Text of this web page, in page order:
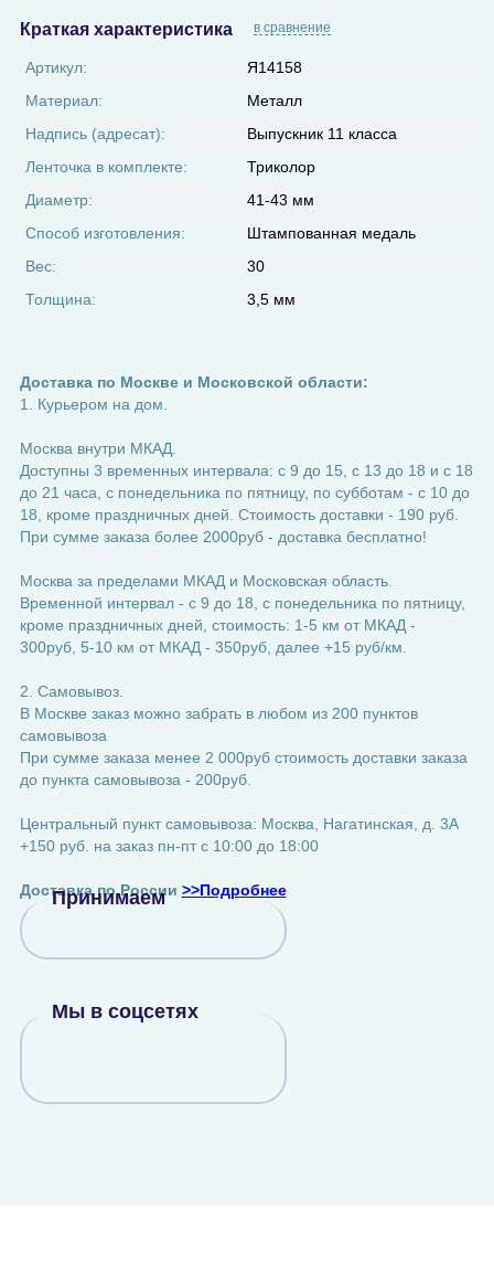
Краткая характеристика в сравнение
Артикул:
Я14158
Материал:
Металл
Надпись (адресат):
Выпускник 11 класса
Ленточка в комплекте:
Триколор
Диаметр:
41-43 мм
Способ изготовления:
Штампованная медаль
Вес:
30
Толщина:
3,5 мм
Доставка по Москве и Московской области:
1. Курьером на дом.
Москва внутри МКАД.
Доступны 3 временных интервала: с 9 до 15, с 13 до 18 и с 18
до 21 часа, с понедельника по пятницу, по субботам - с 10 до
18, кроме праздничных дней. Стоимость доставки - 190 руб.
При сумме заказа более 2000руб - доставка бесплатно!
Москва за пределами МКАД и Московская область.
Временной интервал - с 9 до 18, с понедельника по пятницу,
кроме праздничных дней, стоимость: 1-5 км от МКАД -
300руб, 5-10 км от МКАД - 350руб, далее +15 руб/км.
2. Самовывоз.
В Москве заказ можно забрать в любом из 200 пунктов
самовывоза
При сумме заказа менее 2 000руб стоимость доставки заказа
до пункта самовывоза - 200руб.
Центральный пункт самовывоза: Москва, Нагатинская, д. 3А
+150 руб. на заказ пн-пт с 10:00 до 18:00
Доставка по России >>Подробнее
Принимаем
Мы в соцсетях